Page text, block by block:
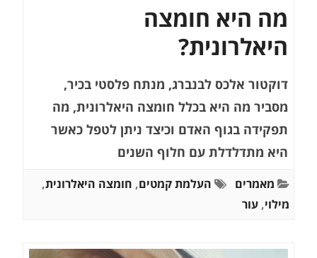
מה היא חומצה
היאלרונית?
דוקטור אלכס לבנברג, מנתח פלסטי בכיר,
מסביר מה היא בכלל חומצה היאלרונית, מה
תפקידה בגוף האדם וכיצד ניתן לטפל כאשר
היא מתדלדלת עם חלוף השנים
מאמרים העלמת קמטים, חומצה היאלרונית,
מילוי, עור